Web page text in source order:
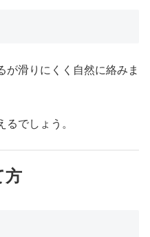
が滑りにくく自然に絡みま
でしょう。
方